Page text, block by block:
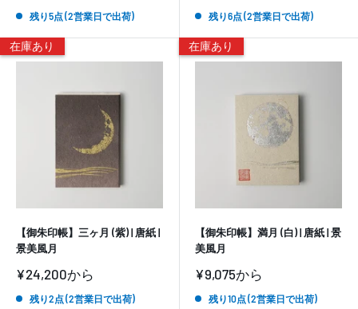
価
残り5点 (2営業日で出荷)
価
残り6点 (2営業日で出荷)
在庫あり
【御朱印帳】三ヶ月 (紫) | 唐紙 |
景美風月
販
価
¥24,200から
残り2点 (2営業日で出荷)
在庫あり
【御朱印帳】満月 (白) | 唐紙 | 景
美風月
販
価
¥9,075から
残り10点 (2営業日で出荷)